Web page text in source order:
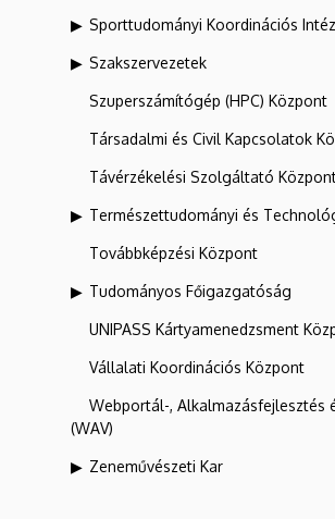
Sporttudományi Koordinációs
Szakszervezetek
Szuperszámítógép (HPC) Központ
Társadalmi és Civil Kapcsolatok
Távérzékelési Szolgáltató
Természettudományi és
Továbbképzési Központ
Tudományos Főigazgatóság
UNIPASS Kártyamenedzsment
Vállalati Koordinációs Központ
Webportál-, Alkalmazásfejlesztés
(WAV)
Zeneművészeti Kar